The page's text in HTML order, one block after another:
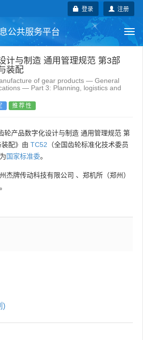
注册
登录
公共服务平台
行业标准 地方标准
企业标准 国际标准
技术委员会
计与制造 通用管理规范 第3部
装配
of gear products — General
— Part 3: Planning, logistics and
推荐性
轮产品数字化设计与制造 通用管理规范 第
配》由 TC52 （全国齿轮标准化技术委员
国家标准委。
杰牌传动科技有限公司 、 郑机所（郑州）
。
)